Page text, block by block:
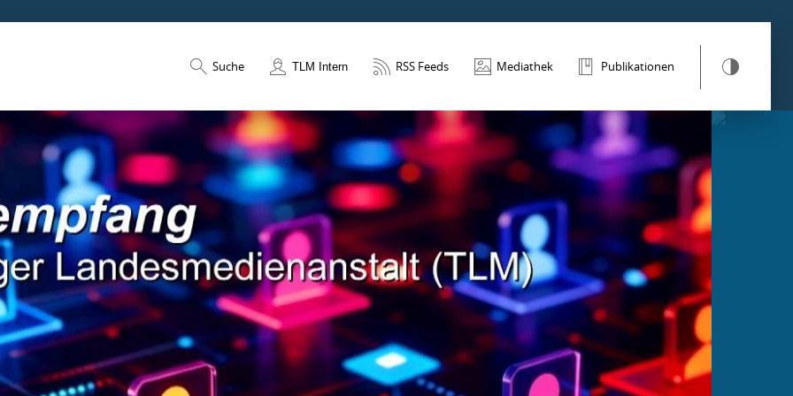
Suche TLM Intern RSS Feeds Mediathek Publikationen